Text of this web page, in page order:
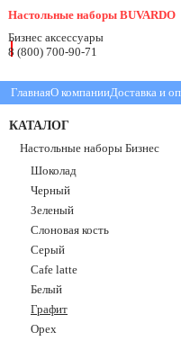
Настольные наборы BUVARDO
Бизнес аксессуары
8 (800) 700-90-71
ГлавнаяО компанииДоставка и
КАТАЛОГ
Настольные наборы Бизнес
Шоколад
Черный
Зеленый
Слоновая кость
Серый
Cafe latte
Белый
Графит
Орех